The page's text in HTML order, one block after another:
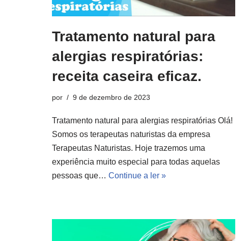
Tratamento natural para
alergias respiratórias:
receita caseira eficaz.
por 9 de dezembro de 2023
Tratamento natural para alergias respiratórias Olá!
Somos os terapeutas naturistas da empresa
Terapeutas Naturistas. Hoje trazemos uma
experiência muito especial para todas aquelas
pessoas que… Continue a ler »